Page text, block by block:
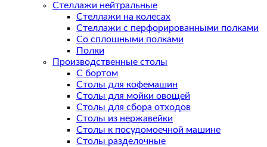
Стеллажи нейтральные
Стеллажи на колесах
Стеллажи с перфорированными полками
Со сплошными полками
Полки
Производственные столы
С бортом
Столы для кофемашин
Столы для мойки овощей
Столы для сбора отходов
Столы из нержавейки
Столы к посудомоечной машине
Столы разделочные